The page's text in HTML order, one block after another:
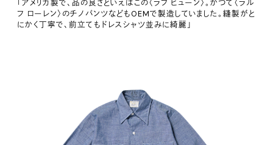
「アメリカ製で、品の良さといえばこの〈ラフ ヒューン〉。かつて〈ラル
フ ローレン〉のチノパンツなどもOEMで製造していました。縫製がと
にかく丁寧で、前立てもドレスシャツ並みに綺麗」